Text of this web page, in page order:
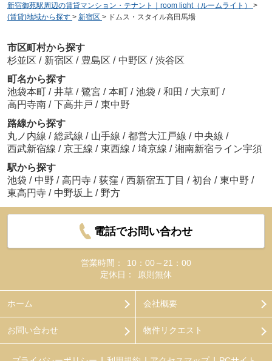
新宿御苑駅周辺の賃貸マンション・テナント｜room light（ルームライト）
>
(賃貸)地域から探す > 新宿区 > ドムス・スタイル高田馬場
市区町村から探す
杉並区 / 新宿区 / 豊島区 / 中野区 / 渋谷区
町名から探す
池袋本町 / 井草 / 鷺宮 / 本町 / 池袋 / 和田 / 大京町 /
高円寺南 / 下高井戸 / 東中野
路線から探す
丸ノ内線 / 総武線 / 山手線 / 都営大江戸線 / 中央線 /
西武新宿線 / 京王線 / 東西線 / 埼京線 / 湘南新宿ライン宇須
駅から探す
池袋 / 中野 / 高円寺 / 荻窪 / 西新宿五丁目 / 初台 / 東中野 /
東高円寺 / 中野坂上 / 野方
電話でお問い合わせ
営業時間：
10：00～21：00
定休日：
原則無休
ホーム 会社概要
お問い合わせ 物件リクエスト